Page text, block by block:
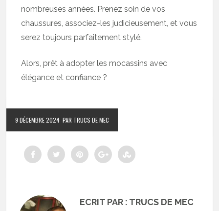
nombreuses années. Prenez soin de vos
chaussures, associez-les judicieusement, et vous
serez toujours parfaitement stylé.
Alors, prêt à adopter les mocassins avec
élégance et confiance ?
9 DÉCEMBRE 2024 PAR TRUCS DE MEC
ECRIT PAR : TRUCS DE MEC